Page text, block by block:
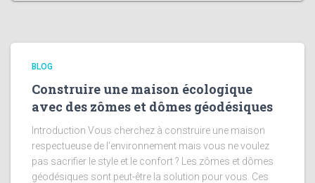
BLOG
Construire une maison écologique
avec des zômes et dômes géodésiques
Introduction Vous cherchez à construire une maison
respectueuse de l’environnement mais vous ne voulez
pas sacrifier le style et le confort ? Les zômes et dômes
géodésiques sont peut-être la solution pour vous. Ces